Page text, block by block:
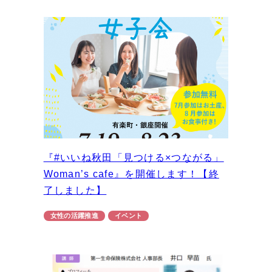
『#いいね秋田「見つける×つながる」
Woman’s cafe』を開催します！【終
了しました】
女性の活躍推進 イベント